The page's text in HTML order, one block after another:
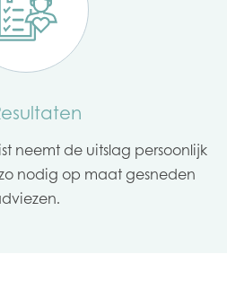
neemt de uitslag persoonlijk
nodig op maat gesneden